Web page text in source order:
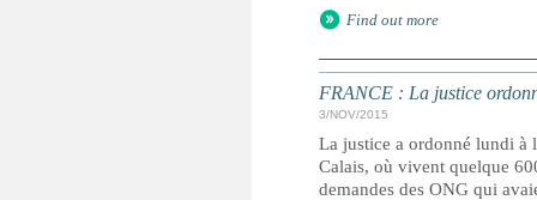
Find out more
FRANCE : La justice
3/NOV/2015
La justice a ordonné lundi à
Calais, où vivent quelque
demandes des ONG qui